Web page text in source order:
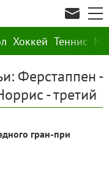
Хоккей Теннис
Ферстаппен -
- третий
гран-при